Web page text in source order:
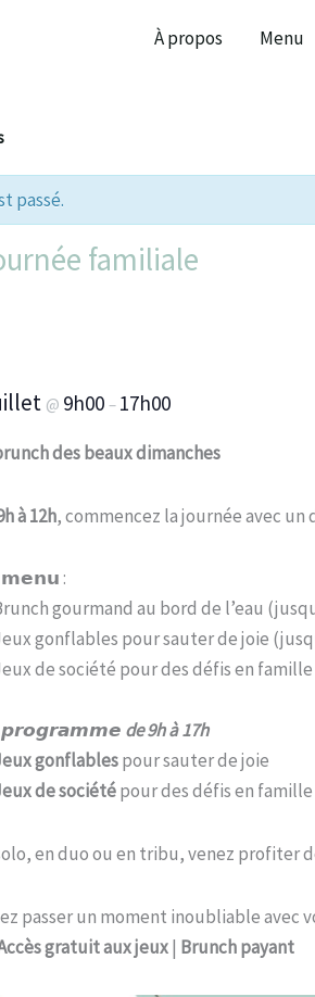
À propos Menu
passé.
familiale
@ 9h00– 17h00
des beaux dimanches
à 12h, commencez la journée avec un
:
gourmand au bord de l’eau
gonflables pour sauter de joie
de société pour des défis en famille
de 9h à 17h
gonflablespour sauter de joie
de sociétépour des défis en famille
en duo ou en tribu, venez profiter
passer un moment inoubliable avec
gratuit aux jeux| Brunch payant